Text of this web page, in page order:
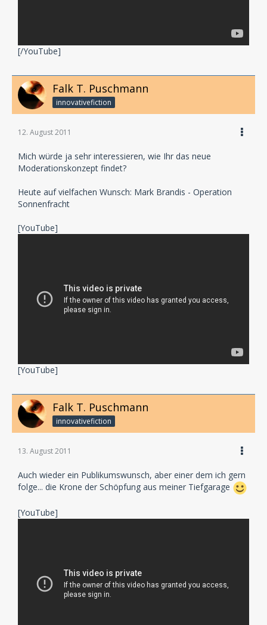
[/YouTube]
Falk T. Puschmann
innovativefiction
12. August 2011
Mich würde ja sehr interessieren, wie Ihr das neue
Moderationskonzept findet?
Heute auf vielfachen Wunsch: Mark Brandis - Operation
Sonnenfracht
[YouTube]
[YouTube]
Falk T. Puschmann
innovativefiction
13. August 2011
Auch wieder ein Publikumswunsch, aber einer dem ich gern
folge... die Krone der Schöpfung aus meiner Tiefgarage
[YouTube]